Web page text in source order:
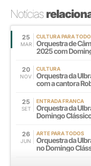
Notícias
25
MAR
CULTURA PARA
Orquestra de
2025 com
20
NOV
CULTURA
Orquestra da
com a cantora
25
SET
ENTRADA FRANCA
Orquestra da
Domingo
26
JUN
ARTE PARA TODOS
Orquestra da
no Domingo